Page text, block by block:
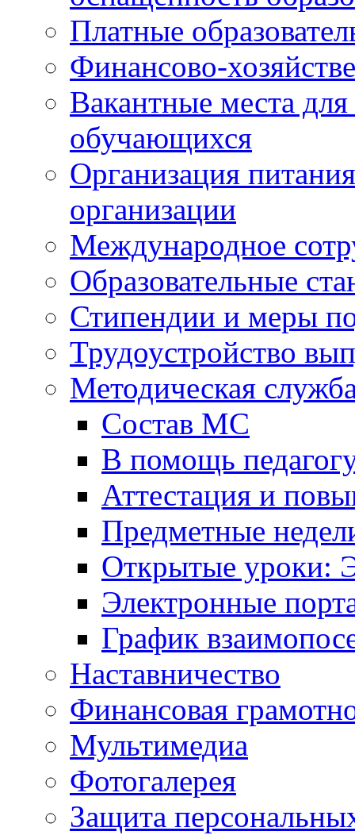
Платные
Финансово-
Вакантные места
обучающихся
Организация
организации
Международное
Образовательные
Стипендии и меры
Трудоустройство
Методическая
Состав МС
В помощь
Аттестация и
Предметные
Открытые уроки:
Электронные
График
Наставничество
Финансовая
Мультимедиа
Фотогалерея
Защита